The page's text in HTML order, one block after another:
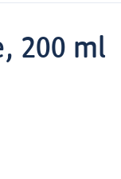
200 ml